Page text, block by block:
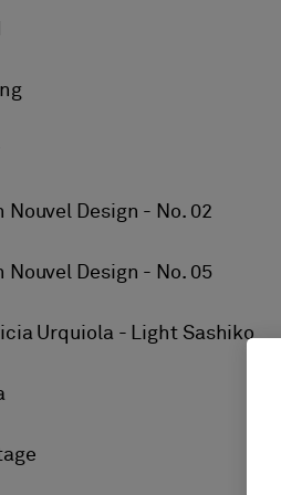
Nouvel Design - No. 02
Nouvel Design - No. 05
Urquiola - Light Sashiko